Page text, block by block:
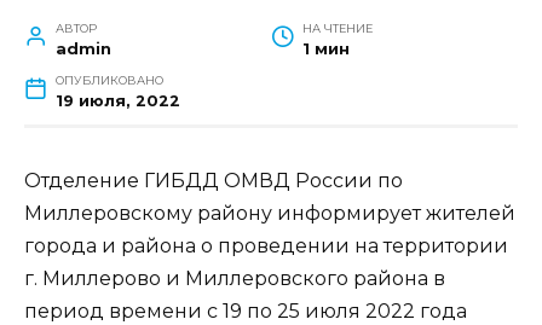
АВТОР
admin
НА ЧТЕНИЕ
1 мин
ОПУБЛИКОВАНО
19 июля, 2022
Отделение ГИБДД ОМВД России по
Миллеровскому району информирует жителей
города и района о проведении на территории
г. Миллерово и Миллеровского района в
период времени с 19 по 25 июля 2022 года